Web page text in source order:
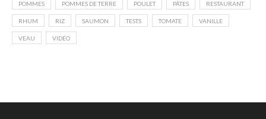
POMMES POMMES DE TERRE POULET PÂTES RESTAURANT
RHUM RIZ SAUMON TESTS TOMATE VANILLE
VEAU VIDÉO